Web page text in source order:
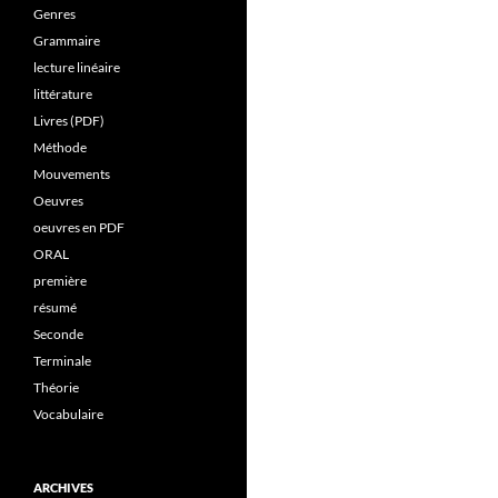
Genres
Grammaire
lecture linéaire
littérature
Livres (PDF)
Méthode
Mouvements
Oeuvres
oeuvres en PDF
ORAL
première
résumé
Seconde
Terminale
Théorie
Vocabulaire
ARCHIVES